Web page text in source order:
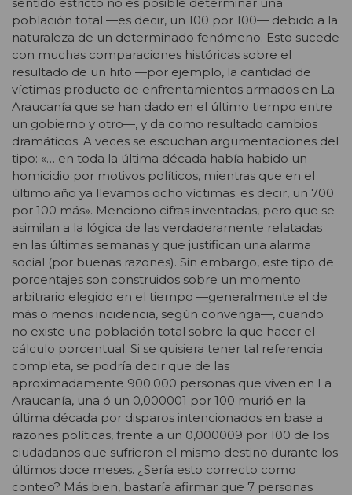
población total —es decir, un 100 por 100— debido a la
naturaleza de un determinado fenómeno. Esto sucede
con muchas comparaciones históricas sobre el
resultado de un hito —por ejemplo, la cantidad de
víctimas producto de enfrentamientos armados en La
Araucanía que se han dado en el último tiempo entre
un gobierno y otro—, y da como resultado cambios
dramáticos. A veces se escuchan argumentaciones del
tipo: «… en toda la última década había habido un
homicidio por motivos políticos, mientras que en el
último año ya llevamos ocho víctimas; es decir, un 700
por 100 más». Menciono cifras inventadas, pero que se
asimilan a la lógica de las verdaderamente relatadas
en las últimas semanas y que justifican una alarma
social (por buenas razones). Sin embargo, este tipo de
porcentajes son construidos sobre un momento
arbitrario elegido en el tiempo —generalmente el de
más o menos incidencia, según convenga—, cuando
no existe una población total sobre la que hacer el
cálculo porcentual. Si se quisiera tener tal referencia
completa, se podría decir que de las
aproximadamente 900.000 personas que viven en La
Araucanía, una ó un 0,000001 por 100 murió en la
última década por disparos intencionados en base a
razones políticas, frente a un 0,000009 por 100 de los
ciudadanos que sufrieron el mismo destino durante los
últimos doce meses. ¿Sería esto correcto como
conteo? Más bien, bastaría afirmar que 7 personas